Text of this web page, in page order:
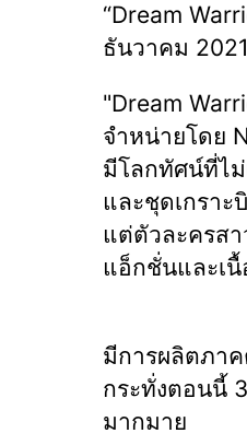
“Dream
ธันวาคม 2021
"Dream
จำหน่ายโดย
มีโลกทัศน์ที่ไ
และชุดเกรา
แต่ตัวละครส
แอ็กชั่นและเ
มีการผลิตภา
กระทั่งตอนนี้
มากมาย